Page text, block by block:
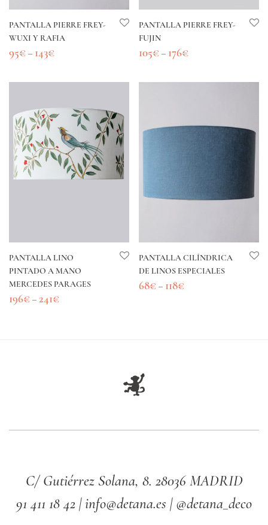
PANTALLA PIERRE FREY-
WUXI Y RAFIA
95€ – 143€
PANTALLA PIERRE FREY-
FUJIN
105€ – 176€
PANTALLA LINO
PINTADO A MANO
MERCEDES PARAGES
196€ – 241€
PANTALLA CILÍNDRICA
DE LINOS ESPECIALES
68€ – 118€
C/ Gutiérrez Solana, 8. 28036 MADRID
91 411 18 42 | info@detana.es | @detana_deco